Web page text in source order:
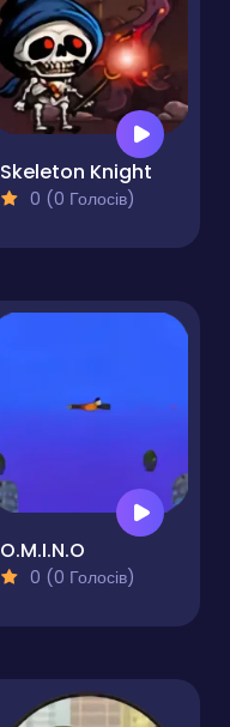
Skeleton Knight
0 (0 Голосів)
O.M.I.N.O
0 (0 Голосів)